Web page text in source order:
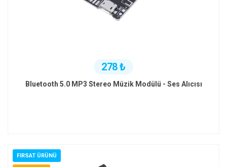
278 ₺
Bluetooth 5.0 MP3 Stereo Müzik Modülü - Ses Alıcısı
FIRSAT ÜRÜNÜ